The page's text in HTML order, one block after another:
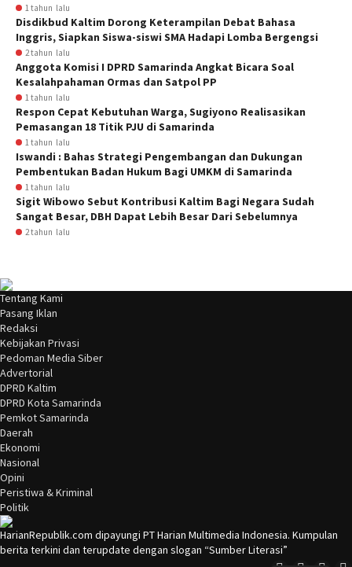
1 tahun lalu
Disdikbud Kaltim Dorong Keterampilan Debat Bahasa
Inggris, Siapkan Siswa-siswi SMA Hadapi Lomba Bergengsi
2 tahun lalu
Anggota Komisi I DPRD Samarinda Angkat Bicara Soal
Kesalahpahaman Ormas dan Satpol PP
1 tahun lalu
Respon Cepat Kebutuhan Warga, Sugiyono Realisasikan
Pemasangan 18 Titik PJU di Samarinda
1 tahun lalu
Iswandi : Bahas Strategi Pengembangan dan Dukungan
Pembentukan Badan Hukum Bagi UMKM di Samarinda
1 tahun lalu
Sigit Wibowo Sebut Kontribusi Kaltim Bagi Negara Sudah
Sangat Besar, DBH Dapat Lebih Besar Dari Sebelumnya
2 tahun lalu
Tentang Kami
Pasang Iklan
Redaksi
Kebijakan Privasi
Pedoman Media Siber
Advertorial
DPRD Kaltim
DPRD Kota Samarinda
Pemkot Samarinda
Daerah
Ekonomi
Nasional
Opini
Peristiwa & Kriminal
Politik
HarianRepublik.com dipayungi PT Harian Multimedia Indonesia. Kumpulan
berita terkini dan terupdate dengan slogan “Sumber Literasi”